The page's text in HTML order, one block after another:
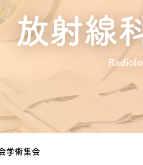
放射線
学術集会